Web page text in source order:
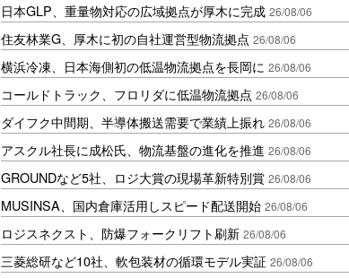
日本GLP、重量物対応の広域拠点が厚木に完成 26/08/06
住友林業G、厚木に初の自社運営型物流拠点 26/08/06
横浜冷凍、日本海側初の低温物流拠点を長岡に 26/08/06
コールドトラック、フロリダに低温物流拠点 26/08/06
ダイフク中間期、半導体搬送需要で業績上振れ 26/08/06
アスクル社長に成松氏、物流基盤の進化を推進 26/08/06
GROUNDなど5社、ロジ大賞の現場革新特別賞 26/08/06
MUSINSA、国内倉庫活用しスピード配送開始 26/08/06
ロジスネクスト、防爆フォークリフト刷新 26/08/06
三菱総研など10社、軟包装材の循環モデル実証 26/08/06